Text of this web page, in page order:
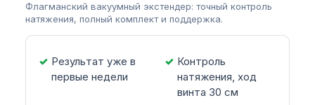
Флагманский вакуумный экстендер: точный контроль
натяжения, полный комплект и поддержка.
Результат уже в
первые недели
Контроль
натяжения, ход
винта 30 см